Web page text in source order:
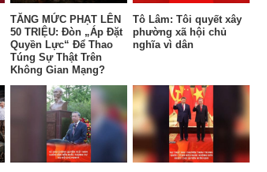
TĂNG MỨC PHẠT LÊN
50 TRIỆU: Đòn „Áp Đặt
Quyền Lực“ Để Thao
Túng Sự Thật Trên
Không Gian Mạng?
Tô Lâm: Tôi quyết xây
phường xã hội chủ
nghĩa vì dân